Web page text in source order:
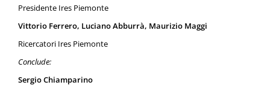
Presidente Ires Piemonte
Vittorio Ferrero, Luciano Abburrà, Maurizio Maggi
Ricercatori Ires Piemonte
Conclude:
Sergio Chiamparino